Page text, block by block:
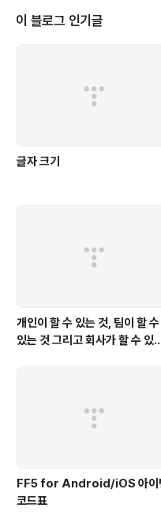
뛰어 갔다면 그 또한 문제가 아닌가란
그 무대를 책임지는 사람중 하나인
이 블로그 인기글
글자 크기
개인이 할 수 있는 것, 팀이 할 수
있는 것 그리고 회사가 할 수 있
FF5 for Android/iOS 아이
코드표